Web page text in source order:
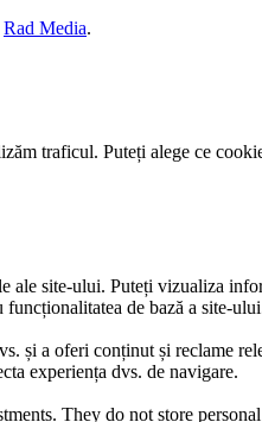
Rad Media.
traficul. Puteți alege ce
site-ului. Puteți vizualiza
funcționalitatea de bază a site-
și a oferi conținut și reclame
experiența dvs. de navigare.
They do not store